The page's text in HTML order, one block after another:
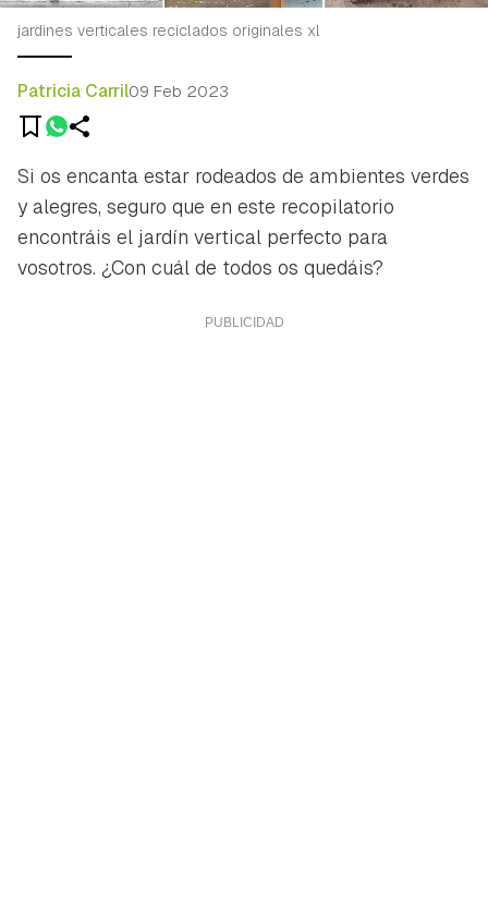
jardines verticales reciclados originales xl
Patricia Carril09 Feb 2023
Si os encanta estar rodeados de ambientes verdes
y alegres, seguro que en este recopilatorio
encontráis el jardín vertical perfecto para
vosotros. ¿Con cuál de todos os quedáis?